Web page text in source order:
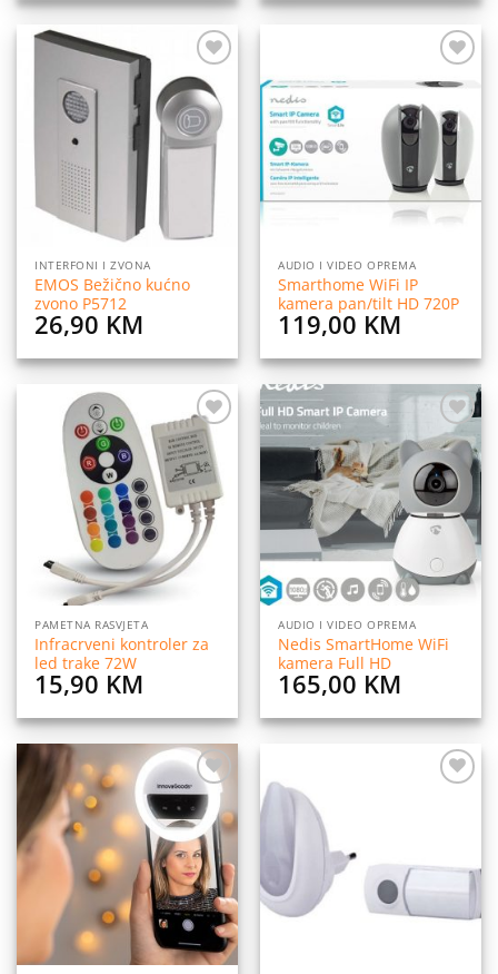
Dodaj
na
listu
želja
INTERFONI I ZVONA
EMOS Bežično kućno
zvono P5712
26,90 KM
Dodaj
listu
želja
AUDIO I VIDEO OPREMA
Smarthome WiFi IP
kamera pan/tilt HD 720P
119,00 KM
Dodaj
na
listu
želja
PAMETNA RASVJETA
Infracrveni kontroler za
led trake 72W
15,90 KM
Dodaj
na
listu
želja
AUDIO I VIDEO OPREMA
Nedis SmartHome WiFi
kamera Full HD
165,00 KM
Dodaj
na
listu
želja